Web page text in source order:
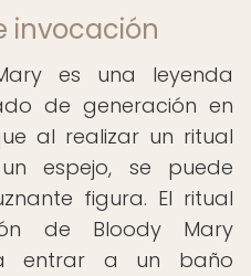
invocación
es una leyenda
de generación en
al realizar un ritual
espejo, se puede
figura. El ritual
de Bloody Mary
entrar a un baño